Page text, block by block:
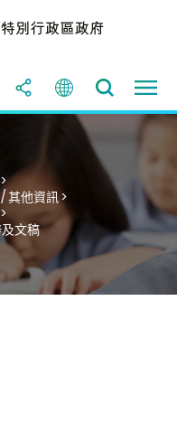
其他資訊 >
文稿